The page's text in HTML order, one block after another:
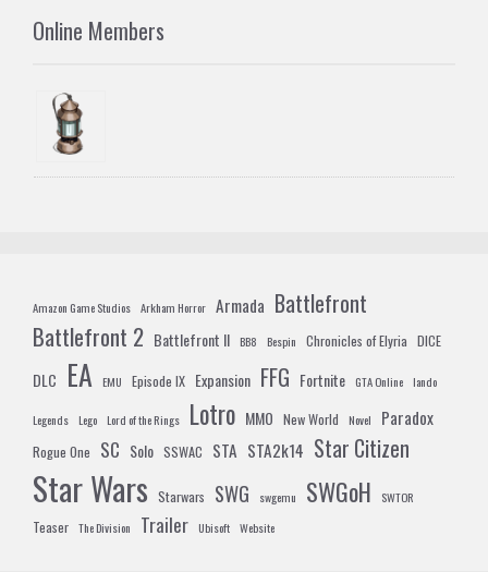
Online Members
Amazon Game Studios Arkham Horror Armada Battlefront
Battlefront 2 Battlefront II BB8 Bespin Chronicles of Elyria DICE
DLC EA EMU Episode IX Expansion FFG Fortnite GTA Online lando
Legends Lego Lord of the Rings Lotro MMO New World Novel Paradox
Rogue One SC Solo SSWAC STA STA2k14 Star Citizen
Star Wars Starwars SWG swgemu SWGoH SWTOR
Teaser The Division Trailer Ubisoft Website